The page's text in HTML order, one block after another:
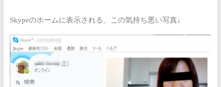
Skypeのホームに表示される、この気持ち悪い写真↓